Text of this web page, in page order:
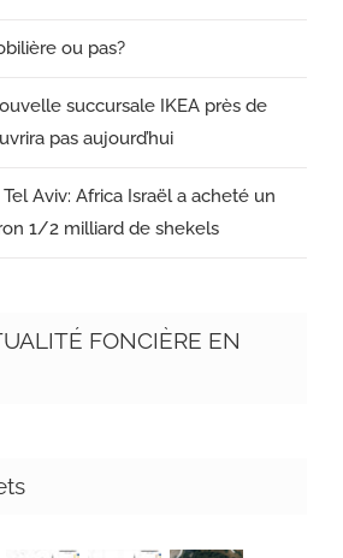
ou pas?
succursale IKEA près de
pas aujourd’hui
Aviv: Africa Israël a acheté un
1/2 milliard de shekels
FONCIÈRE EN